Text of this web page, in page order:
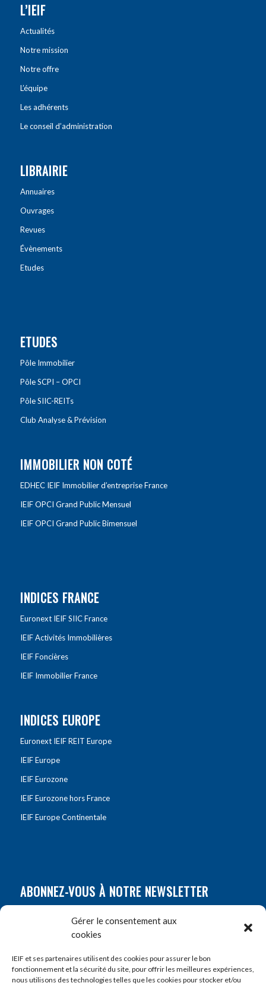
Gérer le consentement aux
cookies
IEIF et ses partenaires utilisent des cookies pour assurer le bon
fonctionnement et la sécurité du site, pour offrir les meilleures expériences,
nous utilisons des technologies telles que les cookies pour stocker et/ou
L’IEIF
Actualités
Notre mission
Notre offre
L’équipe
Les adhérents
Le conseil d’administration
LIBRAIRIE
Annuaires
Ouvrages
Revues
Évènements
Etudes
ETUDES
Pôle Immobilier
Pôle SCPI – OPCI
Pôle SIIC-REITs
Club Analyse & Prévision
IMMOBILIER NON COTÉ
EDHEC IEIF Immobilier d’entreprise France
IEIF OPCI Grand Public Mensuel
IEIF OPCI Grand Public Bimensuel
INDICES FRANCE
Euronext IEIF SIIC France
IEIF Activités Immobilières
IEIF Foncières
IEIF Immobilier France
INDICES EUROPE
Euronext IEIF REIT Europe
IEIF Europe
IEIF Eurozone
IEIF Eurozone hors France
IEIF Europe Continentale
ABONNEZ-VOUS À NOTRE NEWSLETTER
Prénom*